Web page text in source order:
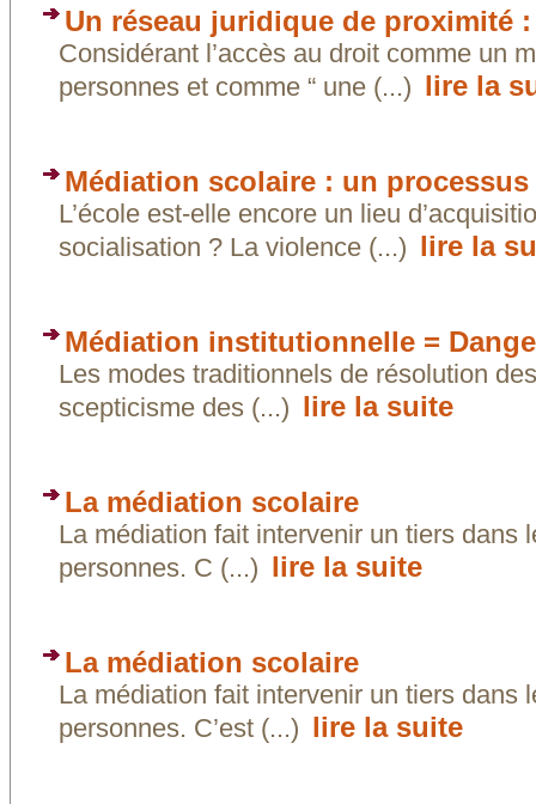
Un réseau juridique de proximité :
Considérant l’accès au droit comme un
personnes et comme “ une (...) lire la
Médiation scolaire : un
L’école est-elle encore un lieu
socialisation ? La violence (...) lire la
Médiation institutionnelle =
Les modes traditionnels de résolution
scepticisme des (...) lire la suite
La médiation scolaire
La médiation fait intervenir un tiers dans
personnes. C (...) lire la suite
La médiation scolaire
La médiation fait intervenir un tiers dans
personnes. C’est (...) lire la suite